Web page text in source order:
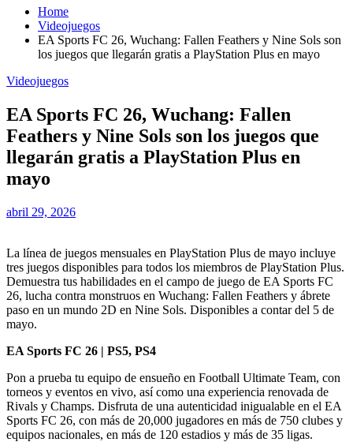
Home
Videojuegos
EA Sports FC 26, Wuchang: Fallen Feathers y Nine Sols son
los juegos que llegarán gratis a PlayStation Plus en mayo
Videojuegos
EA Sports FC 26, Wuchang: Fallen
Feathers y Nine Sols son los juegos que
llegarán gratis a PlayStation Plus en
mayo
abril 29, 2026
La línea de juegos mensuales en PlayStation Plus de mayo incluye
tres juegos disponibles para todos los miembros de PlayStation Plus.
Demuestra tus habilidades en el campo de juego de EA Sports FC
26, lucha contra monstruos en Wuchang: Fallen Feathers y ábrete
paso en un mundo 2D en Nine Sols. Disponibles a contar del 5 de
mayo.
EA Sports FC 26 | PS5, PS4
Pon a prueba tu equipo de ensueño en Football Ultimate Team, con
torneos y eventos en vivo, así como una experiencia renovada de
Rivals y Champs. Disfruta de una autenticidad inigualable en el EA
Sports FC 26, con más de 20,000 jugadores en más de 750 clubes y
equipos nacionales, en más de 120 estadios y más de 35 ligas.